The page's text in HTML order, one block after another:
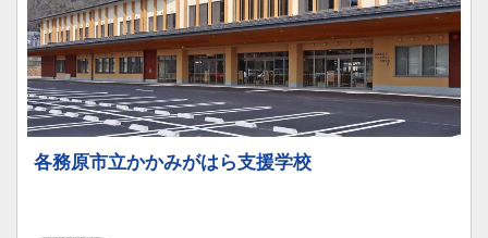
各務原市立かかみがはら支援学校